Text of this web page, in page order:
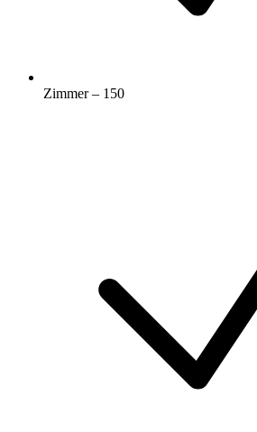
Zimmer – 150